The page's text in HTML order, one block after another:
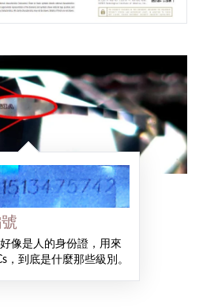
像是人的身份證，用來
，到底是什麼那些級別。